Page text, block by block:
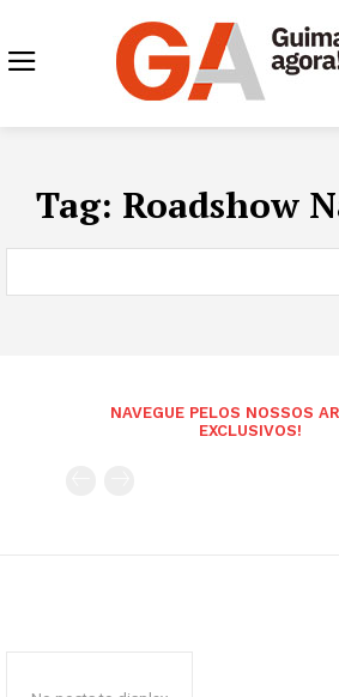
Tag: Roadshow
NAVEGUE PELOS NOSSOS
EXCLUSIVOS!